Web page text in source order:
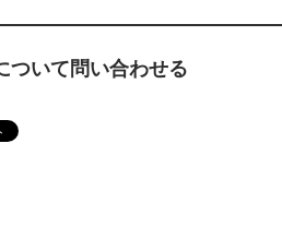
ついて問い合わせる